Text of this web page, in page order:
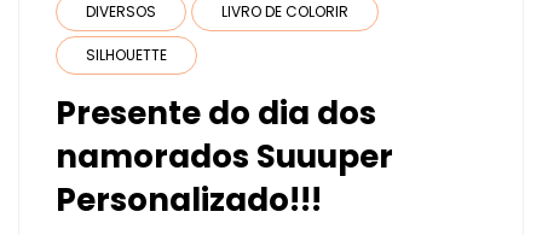
DIVERSOS LIVRO DE COLORIR
SILHOUETTE
Presente do dia dos
namorados Suuuper
Personalizado!!!